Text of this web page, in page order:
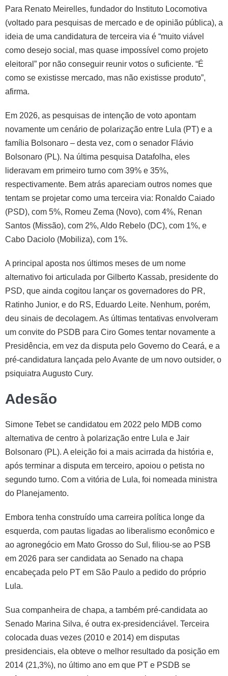
Para Renato Meirelles, fundador do Instituto Locomotiva
(voltado para pesquisas de mercado e de opinião pública), a
ideia de uma candidatura de terceira via é “muito viável
como desejo social, mas quase impossível como projeto
eleitoral” por não conseguir reunir votos o suficiente. “É
como se existisse mercado, mas não existisse produto”,
afirma.
Em 2026, as pesquisas de intenção de voto apontam
novamente um cenário de polarização entre Lula (PT) e a
família Bolsonaro – desta vez, com o senador Flávio
Bolsonaro (PL). Na última pesquisa Datafolha, eles
lideravam em primeiro turno com 39% e 35%,
respectivamente. Bem atrás apareciam outros nomes que
tentam se projetar como uma terceira via: Ronaldo Caiado
(PSD), com 5%, Romeu Zema (Novo), com 4%, Renan
Santos (Missão), com 2%, Aldo Rebelo (DC), com 1%, e
Cabo Daciolo (Mobiliza), com 1%.
A principal aposta nos últimos meses de um nome
alternativo foi articulada por Gilberto Kassab, presidente do
PSD, que ainda cogitou lançar os governadores do PR,
Ratinho Junior, e do RS, Eduardo Leite. Nenhum, porém,
deu sinais de decolagem. As últimas tentativas envolveram
um convite do PSDB para Ciro Gomes tentar novamente a
Presidência, em vez da disputa pelo Governo do Ceará, e a
pré-candidatura lançada pelo Avante de um novo outsider, o
psiquiatra Augusto Cury.
Adesão
Simone Tebet se candidatou em 2022 pelo MDB como
alternativa de centro à polarização entre Lula e Jair
Bolsonaro (PL). A eleição foi a mais acirrada da história e,
após terminar a disputa em terceiro, apoiou o petista no
segundo turno. Com a vitória de Lula, foi nomeada ministra
do Planejamento.
Embora tenha construído uma carreira política longe da
esquerda, com pautas ligadas ao liberalismo econômico e
ao agronegócio em Mato Grosso do Sul, filiou-se ao PSB
em 2026 para ser candidata ao Senado na chapa
encabeçada pelo PT em São Paulo a pedido do próprio
Lula.
Sua companheira de chapa, a também pré-candidata ao
Senado Marina Silva, é outra ex-presidenciável. Terceira
colocada duas vezes (2010 e 2014) em disputas
presidenciais, ela obteve o melhor resultado da posição em
2014 (21,3%), no último ano em que PT e PSDB se